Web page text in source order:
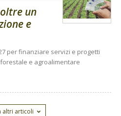
un
e
per finanziare servizi e progetti
e agroalimentare
altri articoli